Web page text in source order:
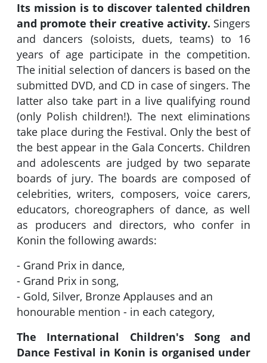
Its mission is to discover talented children
and promote their creative activity. Singers
and dancers (soloists, duets, teams) to 16
years of age participate in the competition.
The initial selection of dancers is based on the
submitted DVD, and CD in case of singers. The
latter also take part in a live qualifying round
(only Polish children!). The next eliminations
take place during the Festival. Only the best of
the best appear in the Gala Concerts. Children
and adolescents are judged by two separate
boards of jury. The boards are composed of
celebrities, writers, composers, voice carers,
educators, choreographers of dance, as well
as producers and directors, who confer in
Konin the following awards:
- Grand Prix in dance,
- Grand Prix in song,
- Gold, Silver, Bronze Applauses and an
honourable mention - in each category,
The International Children's Song and
Dance Festival in Konin is organised under